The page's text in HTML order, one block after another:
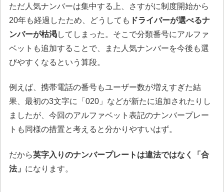
ただ人気ナンバーは集中する上、さすがに制度開始から
20年も経過したため、どうしても ドライバーが選べるナ
ンバーが枯渇してしまった。そこで分類番号にアルファ
ベットも追加することで、また人気ナンバーを今後も選
びやすくなるという算段。
例えば、携帯電話の番号もユーザー数が増えすぎた結
果、最初の3文字に「020」などが新たに追加されたりし
ましたが、今回のアルファベット表記のナンバープレー
トも同様の措置と考えると分かりやすいはず。
だから英字入りのナンバープレートは違法ではなく「合
法」 になります。